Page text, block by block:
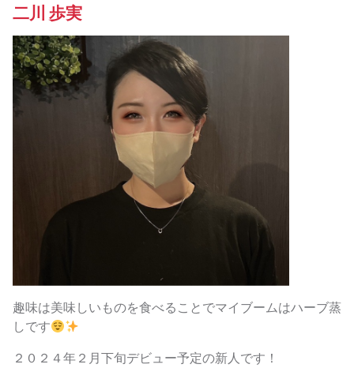
二川 歩実
趣味は美味しいものを食べることでマイブームはハーブ蒸
しです
２０２４年２月下旬デビュー予定の新人です！